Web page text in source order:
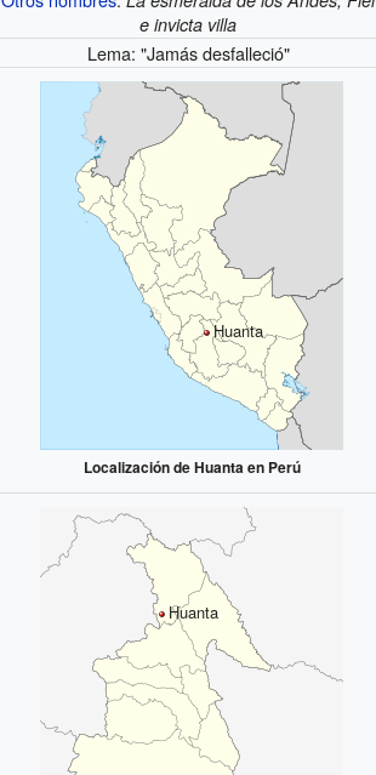
e invicta villa
Lema: "Jamás desfalleció"
Huanta
Localización de Huanta en Perú
Huanta